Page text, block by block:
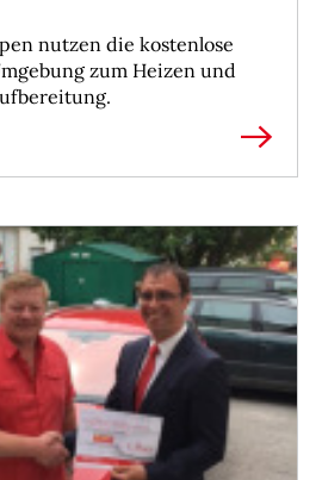
nutzen die kostenlose
zum Heizen und